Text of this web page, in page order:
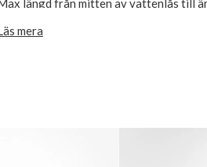
längd från mitten av vattenlås till
Max höjd från toppen av flänsen (mot
mera